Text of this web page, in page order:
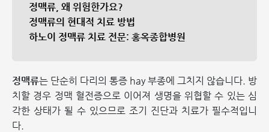
정맥류, 왜 위험한가요?
정맥류의 현대적 치료 방법
하노이 정맥류 치료 전문: 홍옥종합병원
정맥류는 단순히 다리의 통증 hay 부종에 그치지 않습니다. 방
치할 경우 정맥 혈전증으로 이어져 생명을 위협할 수 있는 심
각한 상태가 될 수 있으므로 조기 진단과 치료가 필수적입니
다.